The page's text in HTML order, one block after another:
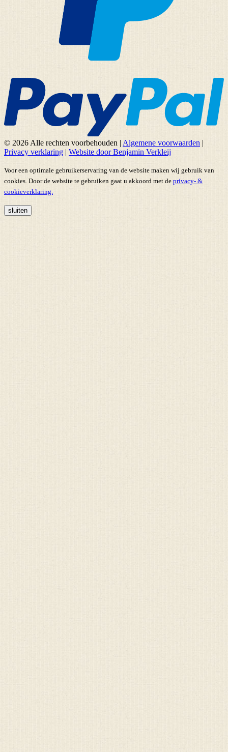
© 2026 Alle rechten voorbehouden | Algemene voorwaarden |
Privacy verklaring | Website door Benjamin Verkleij
Voor een optimale gebruikerservaring van de website maken wij gebruik van
cookies. Door de website te gebruiken gaat u akkoord met de privacy- &
cookieverklaring.
sluiten